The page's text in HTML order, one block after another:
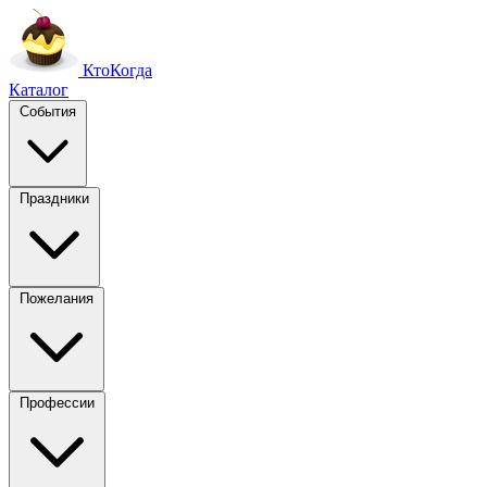
КтоКогда
Каталог
События
Праздники
Пожелания
Профессии